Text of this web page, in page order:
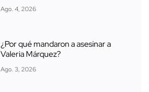
Ago. 4, 2026
¿Por qué mandaron a asesinar a
Valeria Márquez?
Ago. 3, 2026